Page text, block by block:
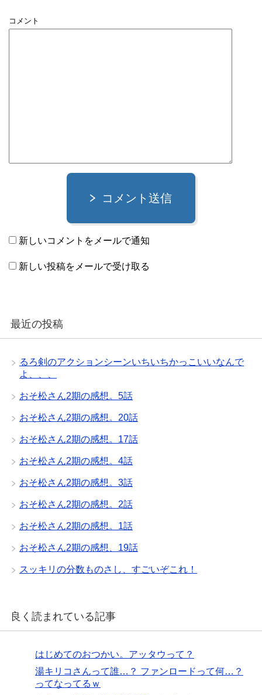
コメント
コメント送信
新しいコメントをメールで通知
新しい投稿をメールで受け取る
最近の投稿
るろ剣のアクションシーンいちいちかっこいいなんで
よ、、、
おそ松さん2期の感想。5話
おそ松さん2期の感想。20話
おそ松さん2期の感想。17話
おそ松さん2期の感想。4話
おそ松さん2期の感想。3話
おそ松さん2期の感想。2話
おそ松さん2期の感想。1話
おそ松さん2期の感想、19話
スッキリの分数ものさし、すごいぞこれ！
良く読まれている記事
はじめてのおつかい。アッタウって？
湯キリコさんって誰…？ ファンロードって何…？
ってなってるｗ